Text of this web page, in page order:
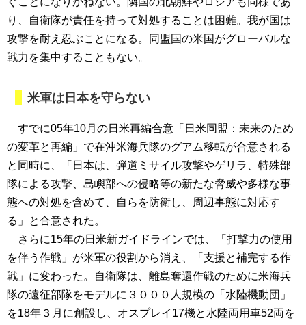
り、自衛隊が責任を持って対処することは困難。我が国は
攻撃を耐え忍ぶことになる。同盟国の米国がグローバルな
戦力を集中することもない。
米軍は日本を守らない
すでに05年10月の日米再編合意「日米同盟：未来のため
の変革と再編」で在沖米海兵隊のグアム移転が合意される
と同時に、「日本は、弾道ミサイル攻撃やゲリラ、特殊部
隊による攻撃、島嶼部への侵略等の新たな脅威や多様な事
態への対処を含めて、自らを防衛し、周辺事態に対応す
る」と合意された。
さらに15年の日米新ガイドラインでは、「打撃力の使用
を伴う作戦」が米軍の役割から消え、「支援と補完する作
戦」に変わった。自衛隊は、離島奪還作戦のために米海兵
隊の遠征部隊をモデルに３０００人規模の「水陸機動団」
を18年３月に創設し、オスプレイ17機と水陸両用車52両を